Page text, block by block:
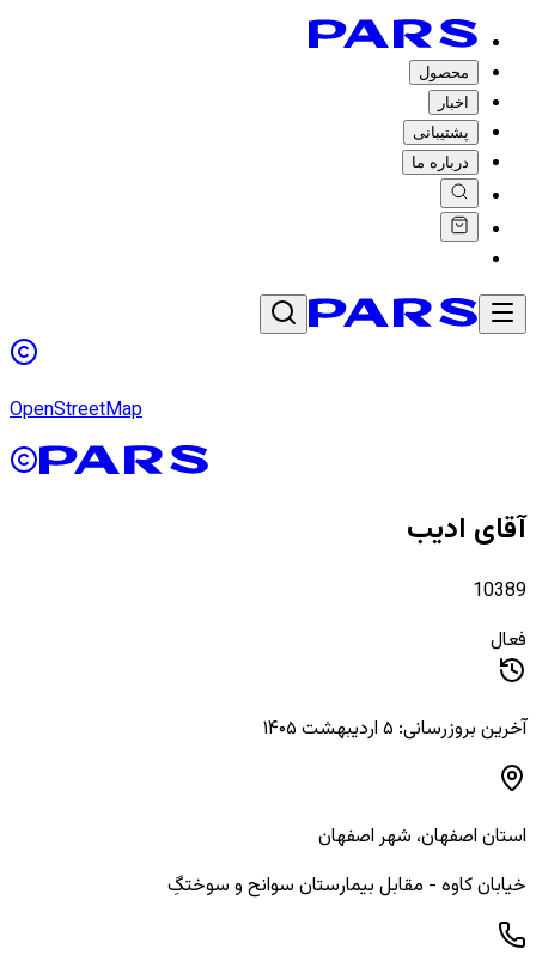
محصول
اخبار
پشتیبانی
درباره ما
OpenStreetMap
آقای ادیب
10389
فعال
آخرین بروزرسانی: ۵ اردیبهشت ۱۴۰۵
استان اصفهان، شهراصفهان
خیابان كاوه - مقابل بيمارستان سوانح و سوختگِ